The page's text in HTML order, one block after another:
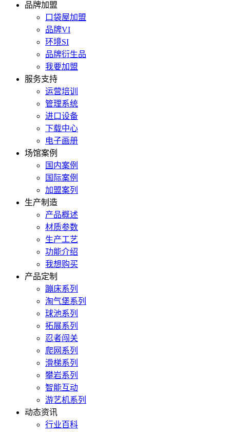
品牌加盟
口袋屋加盟
品牌VI
环境SI
品牌衍生品
我要加盟
服务支持
运营培训
管理系统
进口设备
下载中心
电子画册
场馆案例
国内案例
国际案例
加盟案列
生产制造
产品概述
材质参数
生产工艺
功能介绍
我想购买
产品定制
蹦床系列
淘气堡系列
球池系列
拓展系列
忍者闯关
爬网系列
滑梯系列
攀岩系列
智能互动
游艺机系列
动态资讯
行业百科